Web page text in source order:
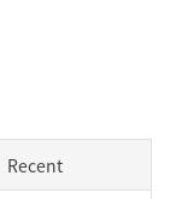
Recent